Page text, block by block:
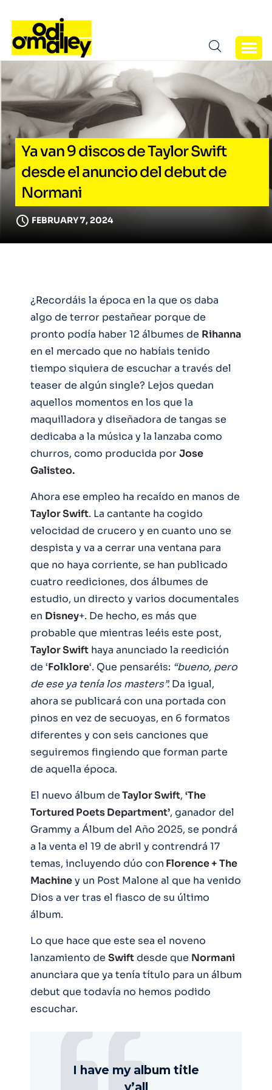
Ya van 9 discos de Taylor Swift
desde el anuncio del debut de
Normani
FEBRUARY 7, 2024
¿Recordáis la época en la que os daba
algo de terror pestañear porque de
pronto podía haber 12 álbumes de Rihanna
en el mercado que no habíais tenido
tiempo siquiera de escuchar a través del
teaser de algún single? Lejos quedan
aquellos momentos en los que la
maquilladora y diseñadora de tangas se
dedicaba a la música y la lanzaba como
churros, como producida porJose
Galisteo.
Ahora ese empleo ha recaído en manos de
Taylor Swift. La cantante ha cogido
velocidad de crucero y en cuanto uno se
despista y va a cerrar una ventana para
que no haya corriente, se han publicado
cuatro reediciones, dos álbumes de
estudio, un directo y varios documentales
en Disney+. De hecho, es más que
probable que mientras leéis este post,
Taylor Swift haya anunciado la reedición
de ‘Folklore‘. Que pensaréis: “bueno, pero
de ese ya tenía los masters”. Da igual,
ahora se publicará con una portada con
pinos en vez de secuoyas, en 6 formatos
diferentes y con seis canciones que
seguiremos fingiendo que forman parte
de aquella época.
El nuevo álbum deTaylor Swift, ‘The
Tortured Poets Department’, ganador del
Grammy a Álbum del Año 2025, se pondrá
a la venta el 19 de abril y contrendrá 17
temas, incluyendo dúo con Florence + The
Machiney un Post Malone al que ha venido
Dios a ver tras el fiasco de su último
álbum.
Lo que hace que este sea el noveno
lanzamiento de Swiftdesde que Normani
anunciara que ya tenía título para un álbum
debut que todavía no hemos podido
escuchar.
I have my album title